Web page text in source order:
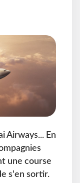
Airways... En
une course
s'en sortir.